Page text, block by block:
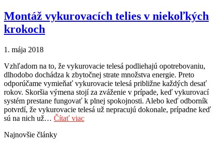
Montáž vykurovacích telies v niekoľkých
krokoch
1. mája 2018
Vzhľadom na to, že vykurovacie telesá podliehajú opotrebovaniu,
dlhodobo dochádza k zbytočnej strate množstva energie. Preto
odporúčame vymieňať vykurovacie telesá približne každých desať
rokov. Skoršia výmena stojí za zváženie v prípade, keď vykurovací
systém prestane fungovať k plnej spokojnosti. Alebo keď odborník
potvrdí, že vykurovacie telesá už nepracujú dokonale, prípadne keď
sú na nich už… Čítať viac
Najnovšie články